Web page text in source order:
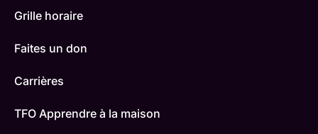
Grille horaire
Faites un don
Carrières
TFO Apprendre à la maison